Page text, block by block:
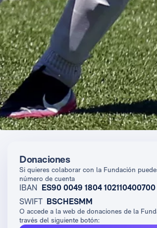
Donaciones
Si quieres colaborar con la Fundación
número de cuenta
IBAN ES90 0049 1804 102110400700
SWIFT BSCHESMM
O accede a la web de donaciones de la
través del siguiente botón: